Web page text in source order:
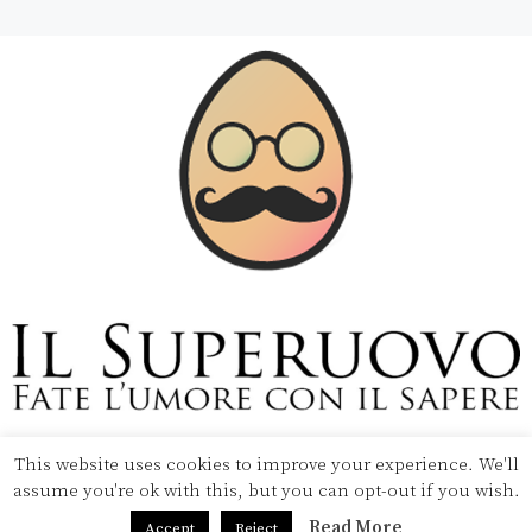
Copyright © 2020 Il Superuovo — Powered by Pipool
SRL
This website uses cookies to improve your experience. We'll